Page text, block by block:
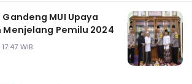
MUI Upaya
Pemilu 2024
WIB